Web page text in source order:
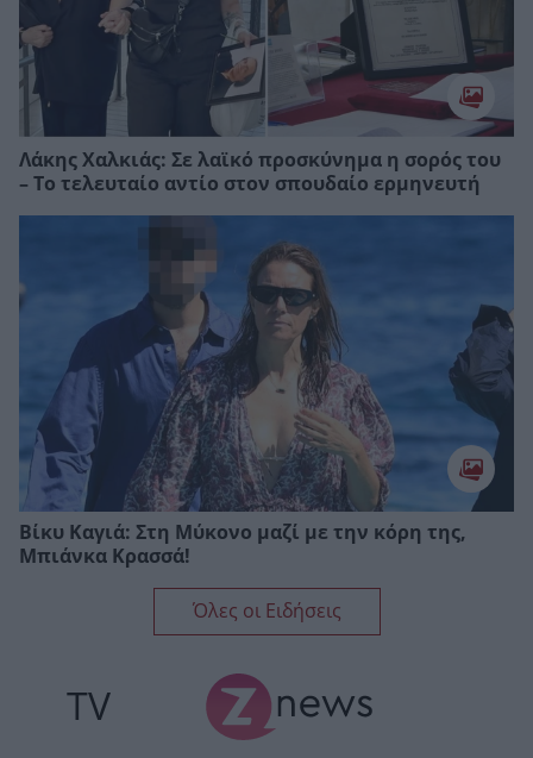
Λάκης Χαλκιάς: Σε λαϊκό προσκύνημα η σορός του
– Το τελευταίο αντίο στον σπουδαίο ερμηνευτή
Βίκυ Καγιά: Στη Μύκονο μαζί με την κόρη της,
Μπιάνκα Κρασσά!
Όλες οι Ειδήσεις
TV